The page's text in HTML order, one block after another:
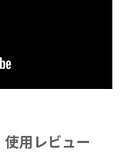
用レビュー